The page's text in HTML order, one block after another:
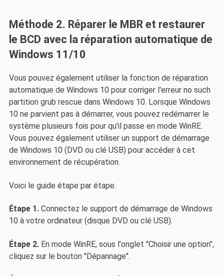
Méthode 2. Réparer le MBR et restaurer
le BCD avec la réparation automatique de
Windows 11/10
Vous pouvez également utiliser la fonction de réparation
automatique de Windows 10 pour corriger l'erreur no such
partition grub rescue dans Windows 10. Lorsque Windows
10 ne parvient pas à démarrer, vous pouvez redémarrer le
système plusieurs fois pour qu'il passe en mode WinRE.
Vous pouvez également utiliser un support de démarrage
de Windows 10 (DVD ou clé USB) pour accéder à cet
environnement de récupération.
Voici le guide étape par étape.
Étape 1. Connectez le support de démarrage de Windows
10 à votre ordinateur (disque DVD ou clé USB).
Étape 2. En mode WinRE, sous l'onglet "Choisir une option",
cliquez sur le bouton "Dépannage".